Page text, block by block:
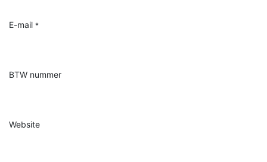
E-mail *
BTW nummer
Website